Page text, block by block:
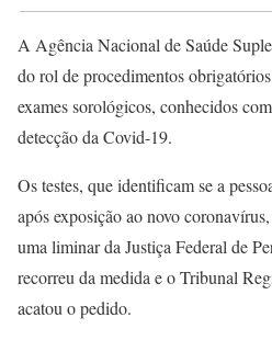
A Agência Nacional de Saúde
do rol de procedimentos
exames sorológicos, conhecidos
detecção da Covid-19.
Os testes, que identificam se a
após exposição ao novo
uma liminar da Justiça Federal de
recorreu da medida e o Tribunal
acatou o pedido.